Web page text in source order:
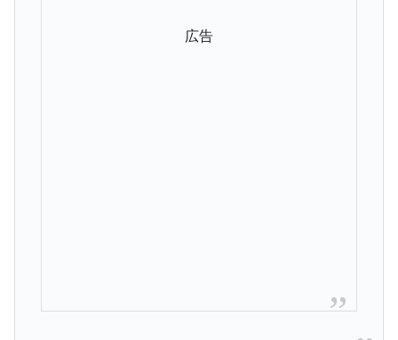
広告